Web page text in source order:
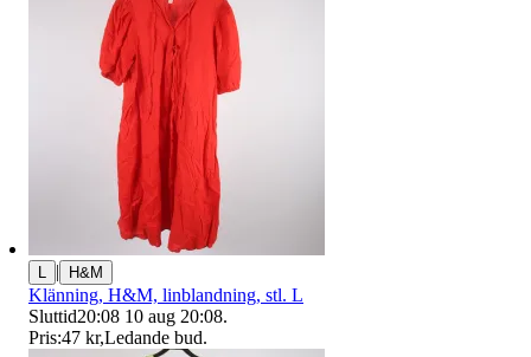
L | H&M
Klänning, H&M, linblandning, stl. L
Sluttid20:08 10 aug 20:08.
Pris:47 kr,Ledande bud.